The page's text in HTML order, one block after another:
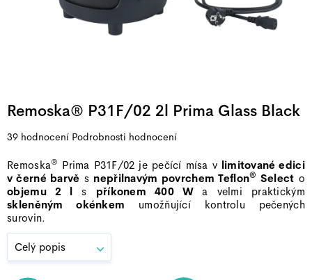
Remoska® Prima P31F/02 je pečící mísa v limitované edici
v černé barvě s nepřilnavým povrchem Teflon® Select o
objemu 2 l s příkonem 400 Wa velmi praktickým
skleněným okénkem umožňující kontrolu pečených
surovin.
Celý popis
Remoska® P31F/02 2l Prima Glass Black
Průměrné
produktu
je
5,0
z
5
hvězdiček.
39 hodnocení Podrobnosti hodnocení